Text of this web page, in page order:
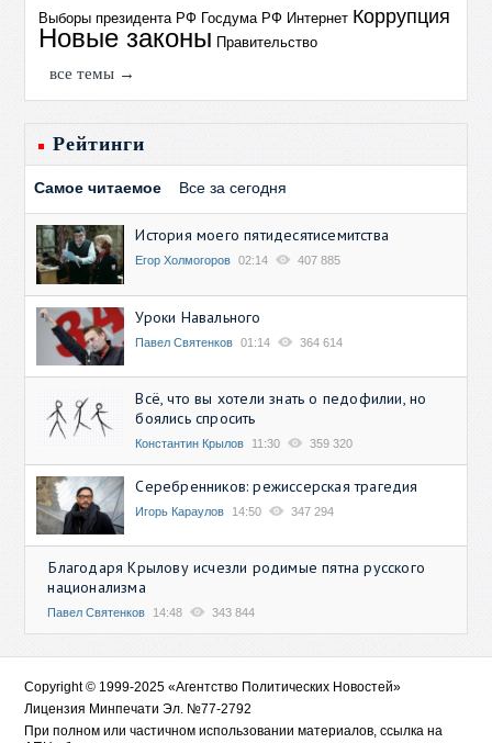
Выборы президента РФ Госдума РФ Интернет Коррупция
Новые законы Правительство
все темы →
Рейтинги
Самое читаемое Все за сегодня
История моего пятидесятисемитства
Егор Холмогоров 02:14 407 885
Уроки Навального
Павел Святенков 01:14 364 614
Всё, что вы хотели знать о педофилии, но
боялись спросить
Константин Крылов 11:30 359 320
Серебренников: режиссерская трагедия
Игорь Караулов 14:50 347 294
Благодаря Крылову исчезли родимые пятна русского
национализма
Павел Святенков 14:48 343 844
Copyright © 1999-2025 «Агентство Политических Новостей»
Лицензия Минпечати Эл. №77-2792
При полном или частичном использовании материалов, ссылка на